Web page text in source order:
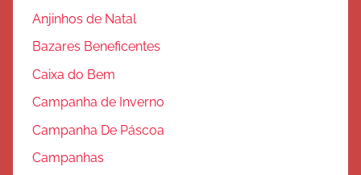
Anjinhos de Natal
Bazares Beneficentes
Caixa do Bem
Campanha de Inverno
Campanha De Páscoa
Campanhas